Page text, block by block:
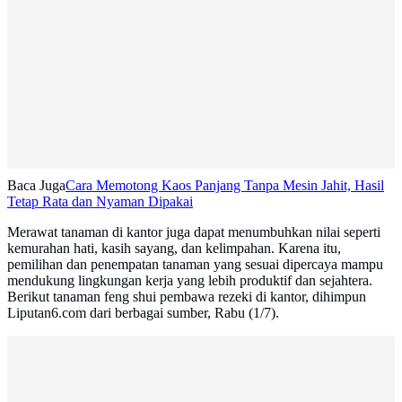
Baca JugaCara Memotong Kaos Panjang Tanpa Mesin Jahit, Hasil
Tetap Rata dan Nyaman Dipakai
Merawat tanaman di kantor juga dapat menumbuhkan nilai seperti
kemurahan hati, kasih sayang, dan kelimpahan. Karena itu,
pemilihan dan penempatan tanaman yang sesuai dipercaya mampu
mendukung lingkungan kerja yang lebih produktif dan sejahtera.
Berikut tanaman feng shui pembawa rezeki di kantor, dihimpun
Liputan6.com dari berbagai sumber, Rabu (1/7).